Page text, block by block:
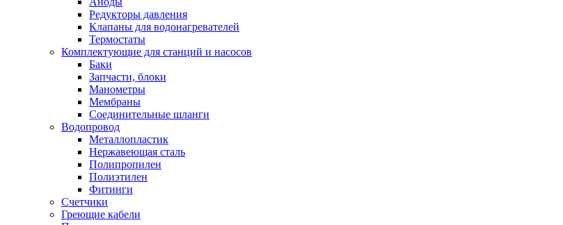
Редукторы давления
Клапаны для водонагревателей
Термостаты
Комплектующие для станций и насосов
Баки
Запчасти, блоки
Манометры
Мембраны
Соединительные шланги
Водопровод
Металлопластик
Нержавеющая сталь
Полипропилен
Полиэтилен
Фитинги
Счетчики
Греющие кабели